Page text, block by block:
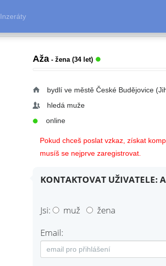
Inzeráty
Aža - žena (34 let)
bydlí ve městě České Budějovice
hledá muže
online
Pokud chceš poslat vzkaz, získat
musíš se nejprve zaregistrovat.
KONTAKTOVAT UŽIVATELE:
Jsi: muž
žena
Email: